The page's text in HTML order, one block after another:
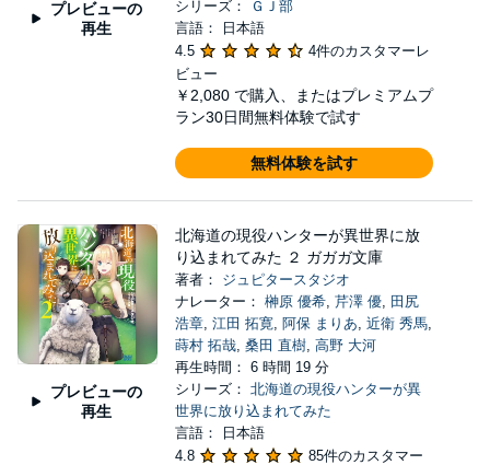
プレビューの
再生
シリーズ：
ＧＪ部
言語： 日本語
4.5
4件のカスタマーレ
ビュー
￥2,080 で購入、またはプレミアムプ
ラン30日間無料体験で試す
無料体験を試す
プレビューの
再生
北海道の現役ハンターが異世界に放
り込まれてみた ２ ガガガ文庫
著者： ジュピタースタジオ
ナレーター： 榊原 優希, 芹澤 優, 田尻
浩章, 江田 拓寛, 阿保 まりあ, 近衛 秀馬,
蒔村 拓哉, 桑田 直樹, 高野 大河
再生時間： 6 時間 19 分
シリーズ： 北海道の現役ハンターが異
世界に放り込まれてみた
言語： 日本語
4.8
85件のカスタマー